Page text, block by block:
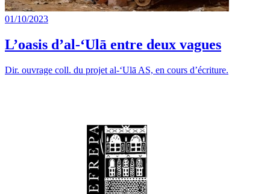
01/10/2023
L’oasis d’al-‘Ulā entre deux vagues
Dir. ouvrage coll. du projet al-‘Ulā AS, en cours d’écriture.